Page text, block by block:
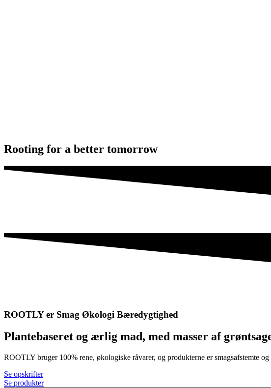
Rooting for a better tomorrow
ROOTLY er Smag Økologi Bæredygtighed
Plantebaseret og ærlig mad, med masser af
ROOTLY bruger 100% rene, økologiske råvarer, og produkterne er smagsafstemte
Se opskrifter
Se produkter